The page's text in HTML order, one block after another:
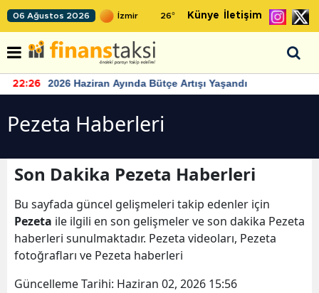
06 Ağustos 2026 26° Künye İletişim
22:26 2026 Haziran Ayında Bütçe Artışı Yaşandı
Pezeta Haberleri
Son Dakika Pezeta Haberleri
Bu sayfada güncel gelişmeleri takip edenler için
Pezeta ile ilgili en son gelişmeler ve son dakika Pezeta
haberleri sunulmaktadır. Pezeta videoları, Pezeta
fotoğrafları ve Pezeta haberleri
Güncelleme Tarihi: Haziran 02, 2026 15:56